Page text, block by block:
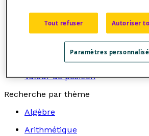
Ordre décroissant
Régularité
Relation d'ordre
Suite arithmétique
Valeur de position
Recherche par thème
Algèbre
Arithmétique
Tout refuser Autoriser
Paramètres